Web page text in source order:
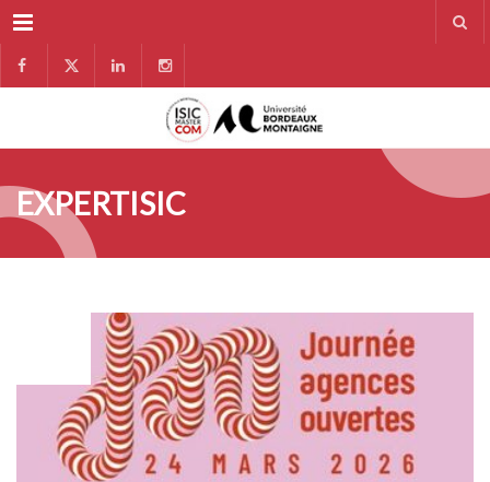
Menu
EXPERTISIC